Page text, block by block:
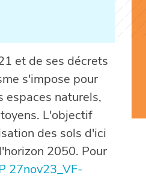
et de ses décrets
s'impose pour
espaces naturels,
L'objectif
des sols d'ici
2050. Pour
27nov23_VF-